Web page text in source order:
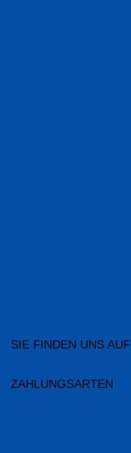
SIE FINDEN UNS AUF
ZAHLUNGSARTEN